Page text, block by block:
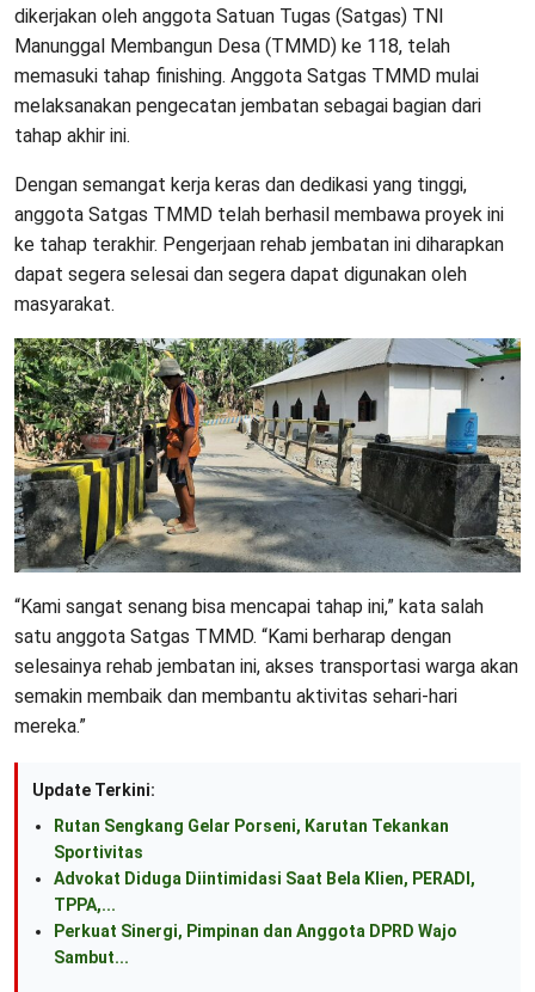
dikerjakan oleh anggota Satuan Tugas (Satgas) TNI
Manunggal Membangun Desa (TMMD) ke 118, telah
memasuki tahap finishing. Anggota Satgas TMMD mulai
melaksanakan pengecatan jembatan sebagai bagian dari
tahap akhir ini.
Dengan semangat kerja keras dan dedikasi yang tinggi,
anggota Satgas TMMD telah berhasil membawa proyek ini
ke tahap terakhir. Pengerjaan rehab jembatan ini diharapkan
dapat segera selesai dan segera dapat digunakan oleh
masyarakat.
“Kami sangat senang bisa mencapai tahap ini,” kata salah
satu anggota Satgas TMMD. “Kami berharap dengan
selesainya rehab jembatan ini, akses transportasi warga akan
semakin membaik dan membantu aktivitas sehari-hari
mereka.”
Update Terkini:
Rutan Sengkang Gelar Porseni, Karutan Tekankan
Sportivitas
Advokat Diduga Diintimidasi Saat Bela Klien, PERADI,
TPPA,...
Perkuat Sinergi, Pimpinan dan Anggota DPRD Wajo
Sambut...